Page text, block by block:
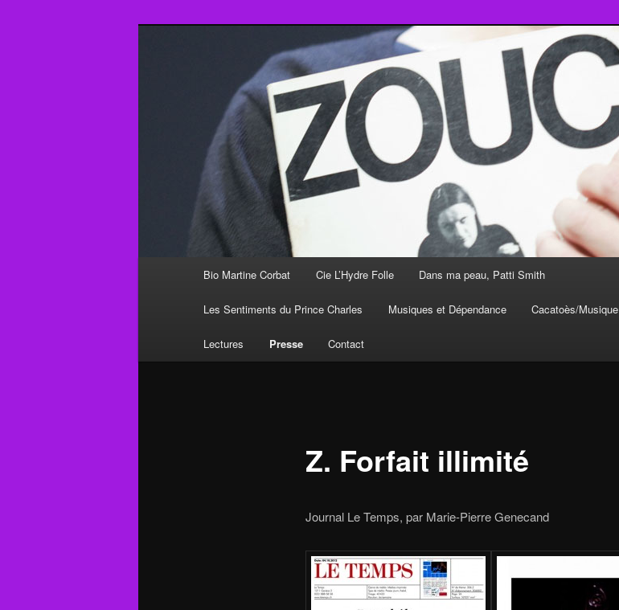
Martine Corbat
Bio Martine Corbat Cie L’Hydre Folle Dans ma peau, Patti Smith
Les Sentiments du Prince Charles Musiques et Dépendance Cacatoès/Musique
Lectures Presse Contact
Z. Forfait illimité
Journal Le Temps, par Marie-Pierre Genecand